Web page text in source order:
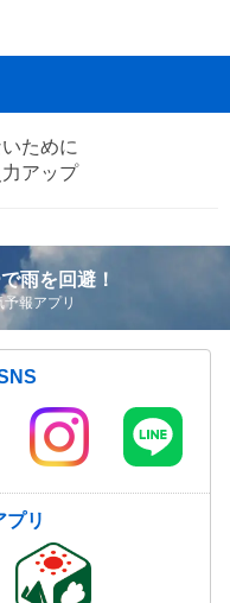
ために
アップ
雨を回避！
報アプリ
リ